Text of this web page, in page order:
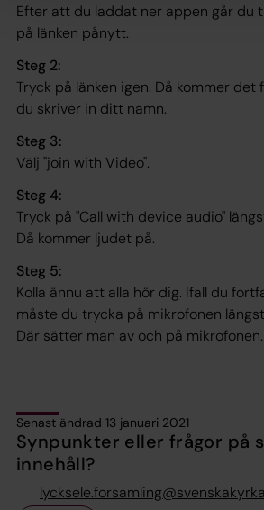
Efter att du laddat ner appen går du
på länken pånytt.
Steg 2:
Tryck på länken igen. Då kommer
du skriver in ditt namn.
Steg 3:
Välj "join with Video".
Steg 4:
Tryck på "Call with device audio"
Då kommer ljudet på.
Steg 5:
Kolla ännu att alla hör dig. Ifall du
måste du trycka på mikrofonen
Där sätter man av och på mikrofonen.
Senast ändrad 13 januari 2021
Synpunkter eller frågor på
innehåll?